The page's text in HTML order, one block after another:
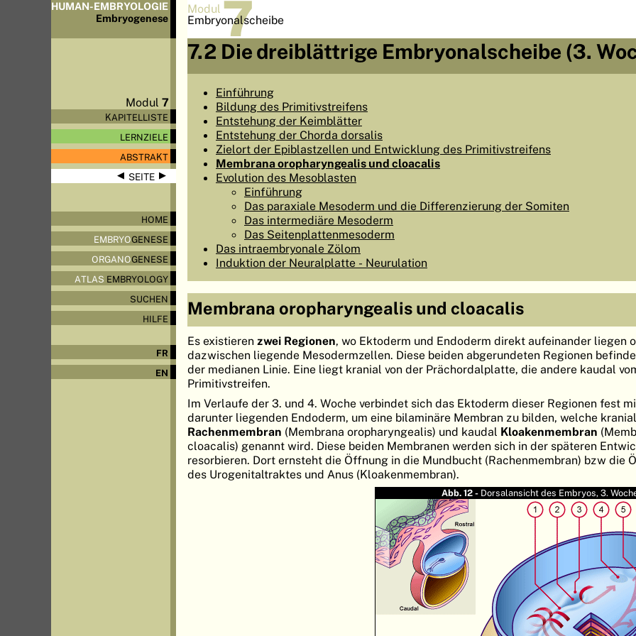
HUMAN-EMBRYOLOGIE
Embryogenese
Modul7
KAPITELLISTE
LERNZIELE
ABSTRAKT
◀ SEITE▶
HOME
EMBRYOGENESE
ORGANOGENESE
ATLAS EMBRYOLOGY
SUCHEN
HILFE
FR
EN
Modul 7
Embryonalscheibe
7.2 Die dreiblättrige Embryonalscheibe (3.
Einführung
Bildung des Primitivstreifens
Entstehung der Keimblätter
Entstehung der Chorda dorsalis
Zielort der Epiblastzellen und Entwicklung des Primitivstreifens
Membrana oropharyngealis und cloacalis
Evolution des Mesoblasten
Einführung
Das paraxiale Mesoderm und die Differenzierung der Somiten
Das intermediäre Mesoderm
Das Seitenplattenmesoderm
Das intraembryonale Zölom
Induktion der Neuralplatte - Neurulation
Membrana oropharyngealis und cloacalis
Es existieren zwei Regionen, wo Ektoderm und Endoderm direkt aufeinander liegen
dazwischen liegende Mesodermzellen. Diese beiden abgerundeten Regionen
der medianen Linie. Eine liegt kranial von der Prächordalplatte, die andere kaudal
Primitivstreifen.
Im Verlaufe der 3. und 4. Woche verbindet sich das Ektoderm dieser Regionen fest
darunter liegenden Endoderm, um eine bilaminäre Membran zu bilden, welche kranial
Rachenmembran (Membrana oropharyngealis) und kaudal Kloakenmembran
cloacalis) genannt wird. Diese beiden Membranen werden sich in der späteren
resorbieren. Dort ernsteht die Öffnung in die Mundbucht (Rachenmembran) bzw die
des Urogenitaltraktes und Anus (Kloakenmembran).
Abb. 12 - Dorsalansicht des Embryos, 3.